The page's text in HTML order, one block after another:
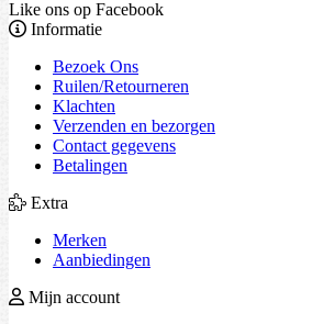
Like ons op Facebook
Informatie
Bezoek Ons
Ruilen/Retourneren
Klachten
Verzenden en bezorgen
Contact gegevens
Betalingen
Extra
Merken
Aanbiedingen
Mijn account